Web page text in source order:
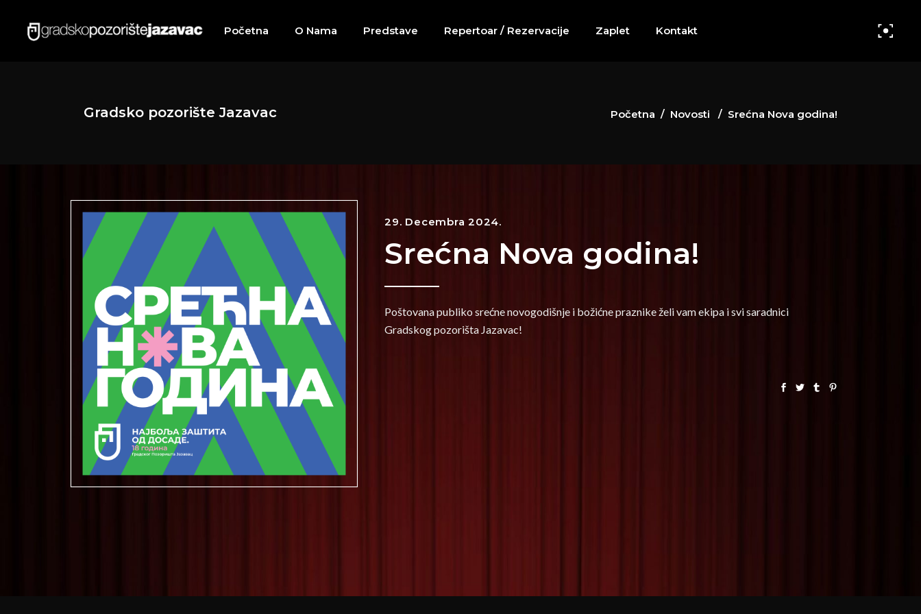
Početna O Nama Predstave Repertoar / Rezervacije Zaplet Kontakt
Gradsko pozorište Jazavac Početna / Novosti / Srećna Nova godina!
29. Decembra 2024.
Srećna Nova godina!
Poštovana publiko srećne novogodišnje i božićne praznike želi vam ekipa i svi saradnici
Gradskog pozorišta Jazavac!